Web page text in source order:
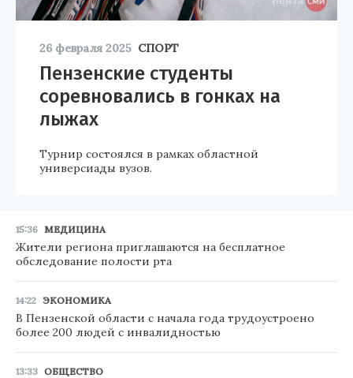
26 февраля 2025 СПОРТ
Пензенские студенты
соревновались в гонках на
лыжах
Турнир состоялся в рамках областной
универсиады вузов.
15:36 МЕДИЦИНА
Жители региона приглашаются на бесплатное
обследование полости рта
14:22 ЭКОНОМИКА
В Пензенской области с начала года трудоустроено
более 200 людей с инвалидностью
13:33 ОБЩЕСТВО